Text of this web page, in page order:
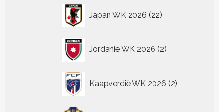
Japan WK 2026 22
producten
Jordanië WK 2026 2
producten
Kaapverdië WK 2026 2
producten